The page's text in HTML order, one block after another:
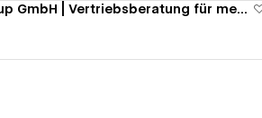
KSR Sales Group GmbH | Vertriebsberatung für messbares Wachstum